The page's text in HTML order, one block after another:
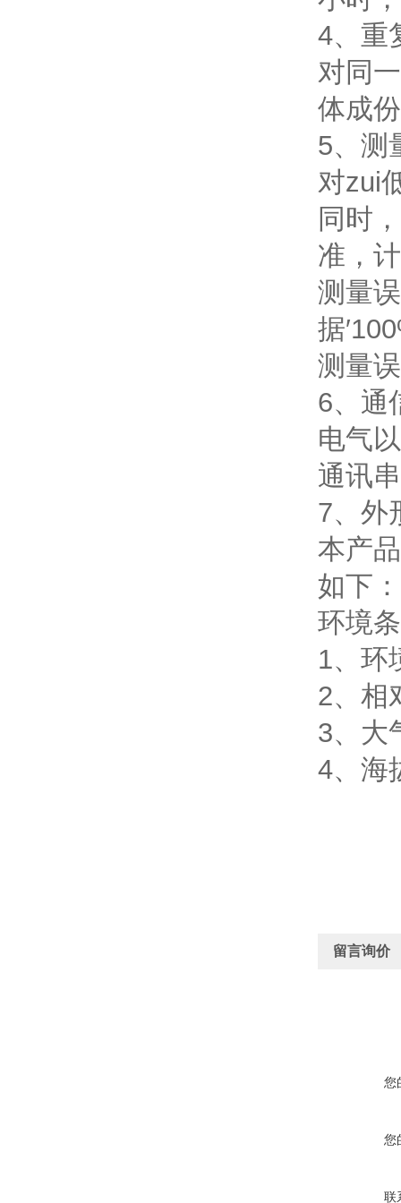
4、重
对同
体成
5、测
对zui
同时
准，
测量
据
测量
6、通
电气
通讯
7、外
本产
如下
环境
1、环
2、相
3、大
4、海
留言询价
您
您
联